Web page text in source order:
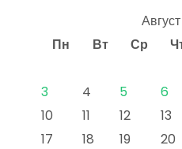
Пн
Вт Ср
3
4 5 6
10
11 12 13
17
18 19 20